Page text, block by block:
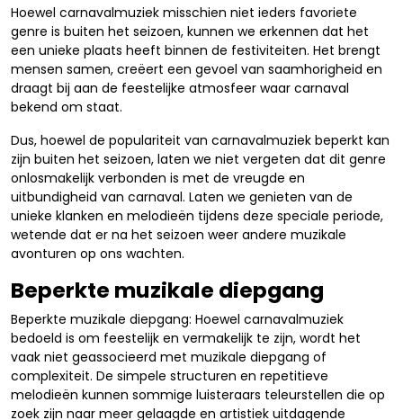
Hoewel carnavalmuziek misschien niet ieders favoriete
genre is buiten het seizoen, kunnen we erkennen dat het
een unieke plaats heeft binnen de festiviteiten. Het brengt
mensen samen, creëert een gevoel van saamhorigheid en
draagt bij aan de feestelijke atmosfeer waar carnaval
bekend om staat.
Dus, hoewel de populariteit van carnavalmuziek beperkt kan
zijn buiten het seizoen, laten we niet vergeten dat dit genre
onlosmakelijk verbonden is met de vreugde en
uitbundigheid van carnaval. Laten we genieten van de
unieke klanken en melodieën tijdens deze speciale periode,
wetende dat er na het seizoen weer andere muzikale
avonturen op ons wachten.
Beperkte muzikale diepgang
Beperkte muzikale diepgang: Hoewel carnavalmuziek
bedoeld is om feestelijk en vermakelijk te zijn, wordt het
vaak niet geassocieerd met muzikale diepgang of
complexiteit. De simpele structuren en repetitieve
melodieën kunnen sommige luisteraars teleurstellen die op
zoek zijn naar meer gelaagde en artistiek uitdagende